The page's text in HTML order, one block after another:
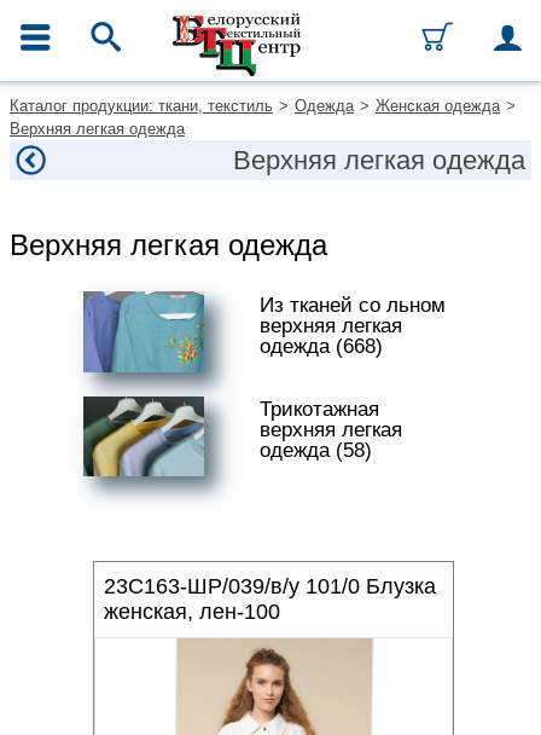
Контакты
Каталог
Ткани
Домашний текстиль
Текстиль для ресторанов и
Текстильная галантерея и
фурнитура
Условия работы
Оплата и доставка
Как оформить заказ
Вакансии
получение груза
Документы по работе с
персональными данными
Каталог продукции: ткани, текстиль > Одежда > Женская одежда >
Верхняя легкая одежда
Верхняя легкая одежда
Верхняя легкая одежда
Из тканей со льном
верхняя легкая
одежда (668)
Трикотажная
верхняя легкая
одежда (58)
Очистить фильтры
Цена, руб
от
ТИП ИЗДЕЛИЯ
(РОССИЙСКИЙ)
РОСТ, СМ
ТИП МАТЕРИАЛА
СОСТАВ
ХАРАКТЕР РИСУНКА
23С163-ШР/039/в/у 101/0 Блузка
женская, лен-100